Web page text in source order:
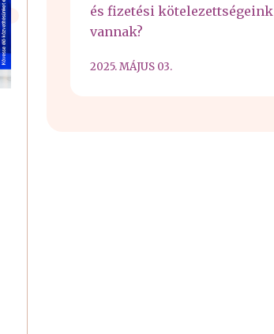
és fizetési kötelezettségeink
vannak?
2025. MÁJUS 03.